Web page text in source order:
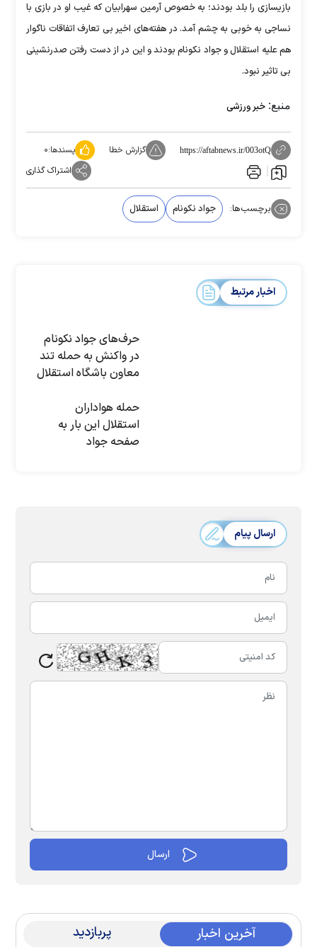
بازیسازی را بلد بودند؛ به خصوص آرمین سهرابیان که غیب او در بازی با
نساجی به خوبی به چشم آمد. در هفته‌های اخیر بی تعارف اتفاقات ناگوار
هم علیه استقلال و جواد نکونام بودند و این در از دست رفتن صدرنشینی
بی تاثیر نبود.
منبع: خبر ورزشی
https://aftabnews.ir/003otQ گزارش خطا پسندها:۰
اشتراک گذاری
برچسب‌ها: جواد نکونام استقلال
اخبار مرتبط
حرف‌های جواد نکونام
در واکنش به حمله تند
معاون باشگاه استقلال
حمله هواداران
استقلال این بار به
صفحه جواد
ارسال پیام
آخرین اخبار پربازدید